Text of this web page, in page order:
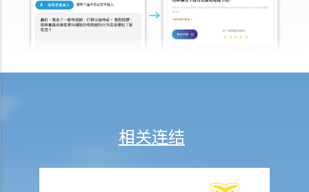
2. 雇主于何时需要向其雇员支付长期服务金？
3. 我将会终止其中一名雇员之雇佣合约。我可否利用过往对该雇员之强
积金供款以抵销部分遣散费或长期服务金？
1. 雇员于休息日期间应否享有薪酬？
相关连结